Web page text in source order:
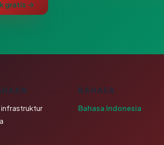
gratis →
BAHASA
Bahasa Indonesia